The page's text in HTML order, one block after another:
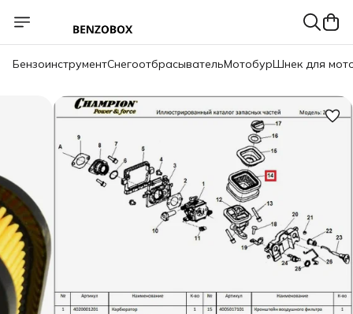
БензоинструментСнегоотбрасывательМотобурШнек для